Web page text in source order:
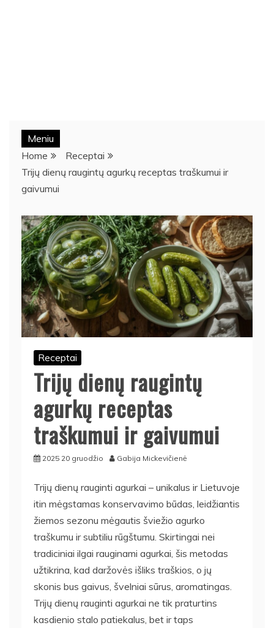
Meniu
Home
Receptai
Trijų dienų raugintų agurkų receptas traškumui ir
gaivumui
Receptai
Trijų dienų raugintų
agurkų receptas
traškumui ir gaivumui
2025 20 gruodžio Gabija Mickevičienė
Trijų dienų rauginti agurkai – unikalus ir Lietuvoje
itin mėgstamas konservavimo būdas, leidžiantis
žiemos sezonu mėgautis šviežio agurko
traškumu ir subtiliu rūgštumu. Skirtingai nei
tradiciniai ilgai rauginami agurkai, šis metodas
užtikrina, kad daržovės išliks traškios, o jų
skonis bus gaivus, švelniai sūrus, aromatingas.
Trijų dienų rauginti agurkai ne tik praturtins
kasdienio stalo patiekalus, bet ir taps